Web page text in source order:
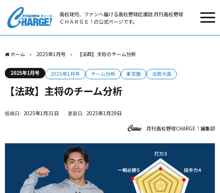
高校球児、ファンへ届ける高校野球応援誌 月刊高校野球
ＣＨＡＲＧＥ！の公式ページです。
ホーム 2025年1月号 【法政】主将のチーム分析
2025年1月号 2025年1月号 チーム分析 東京版 法政大高
【法政】主将のチーム分析
2025年1月31日 2025年1月29日
月刊高校野球CHARGE！編集部